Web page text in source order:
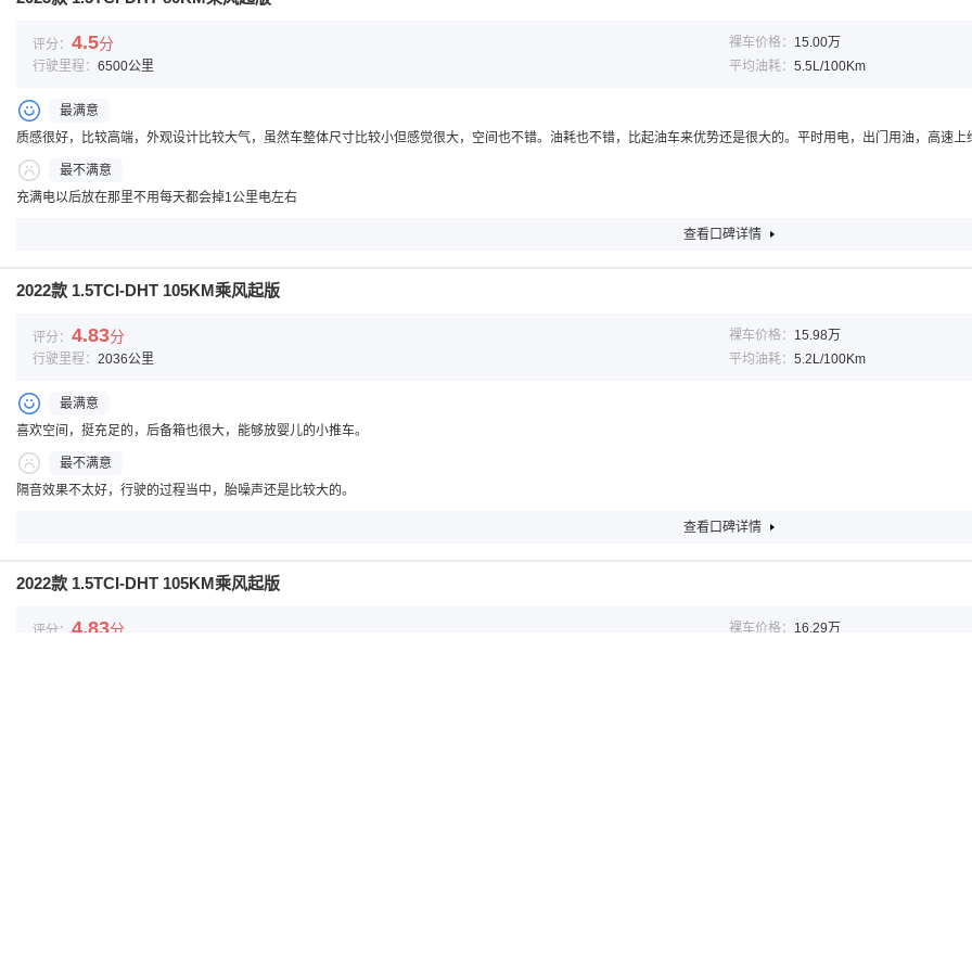
评分： 4.5分 裸车价格： 15.00万
行驶里程： 6500公里 平均油耗： 5.5L/100Km
最满意
质感很好，比较高端，外观设计比较大气，虽然车整体尺寸比较小但感觉很大，空间也不错。油耗也不错，比起油车来优势还是很大的。平时用电，出门用油，高速
最不满意
充满电以后放在那里不用每天都会掉1公里电左右
查看口碑详情
2022款 1.5TCI-DHT 105KM乘风起版
评分： 4.83分 裸车价格： 15.98万
行驶里程： 2036公里 平均油耗： 5.2L/100Km
最满意
喜欢空间，挺充足的，后备箱也很大，能够放婴儿的小推车。
最不满意
隔音效果不太好，行驶的过程当中，胎噪声还是比较大的。
查看口碑详情
2022款 1.5TCI-DHT 105KM乘风起版
评分： 4.83分 裸车价格： 16.29万